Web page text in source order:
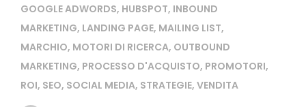
GOOGLE ADWORDS, HUBSPOT, INBOUND
MARKETING, LANDING PAGE, MAILING LIST,
MARCHIO, MOTORI DI RICERCA, OUTBOUND
MARKETING, PROCESSO D'ACQUISTO, PROMOTORI,
ROI, SEO, SOCIAL MEDIA, STRATEGIE, VENDITA